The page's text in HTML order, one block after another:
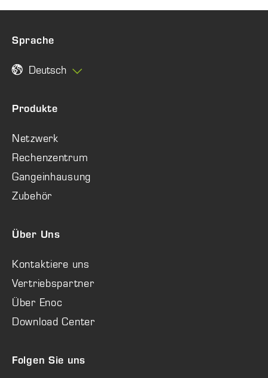
Sprache
Deutsch
Produkte
Netzwerk
Rechenzentrum
Gangeinhausung
Zubehör
Über Uns
Kontaktiere uns
Vertriebspartner
Über Enoc
Download Center
Folgen Sie uns